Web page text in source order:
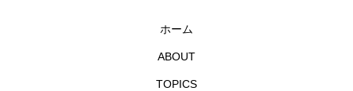
ホーム
ABOUT
TOPICS